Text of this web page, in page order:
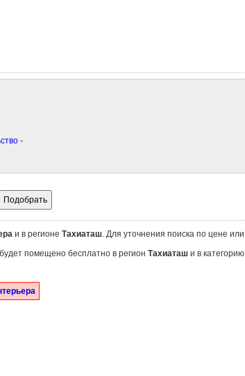
-
и в регионе Тахиаташ. Для уточнения поиска по цене или
помещено бесплатно в регион Тахиаташи в категорию